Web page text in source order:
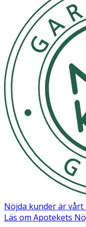
Energi
Fett
-varav mättat fett
Kolhydrater
-varav sockerarter
Fiber
Nöjda kunder är vårt
Läs om Apotekets